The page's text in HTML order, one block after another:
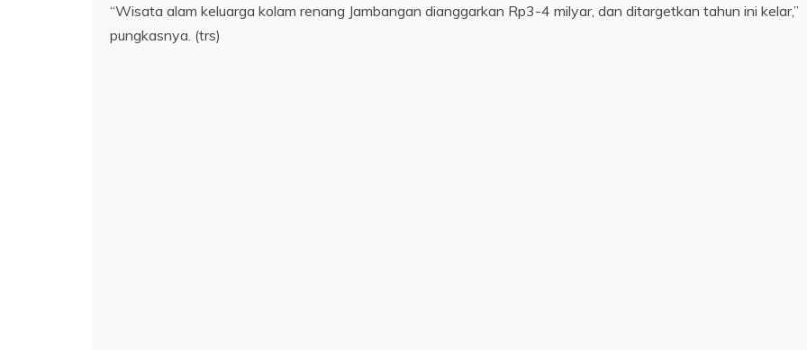
“Wisata alam keluarga kolam renang Jambangan dianggarkan Rp3-4 milyar, dan ditargetkan tahun ini kelar,”
pungkasnya. (trs)